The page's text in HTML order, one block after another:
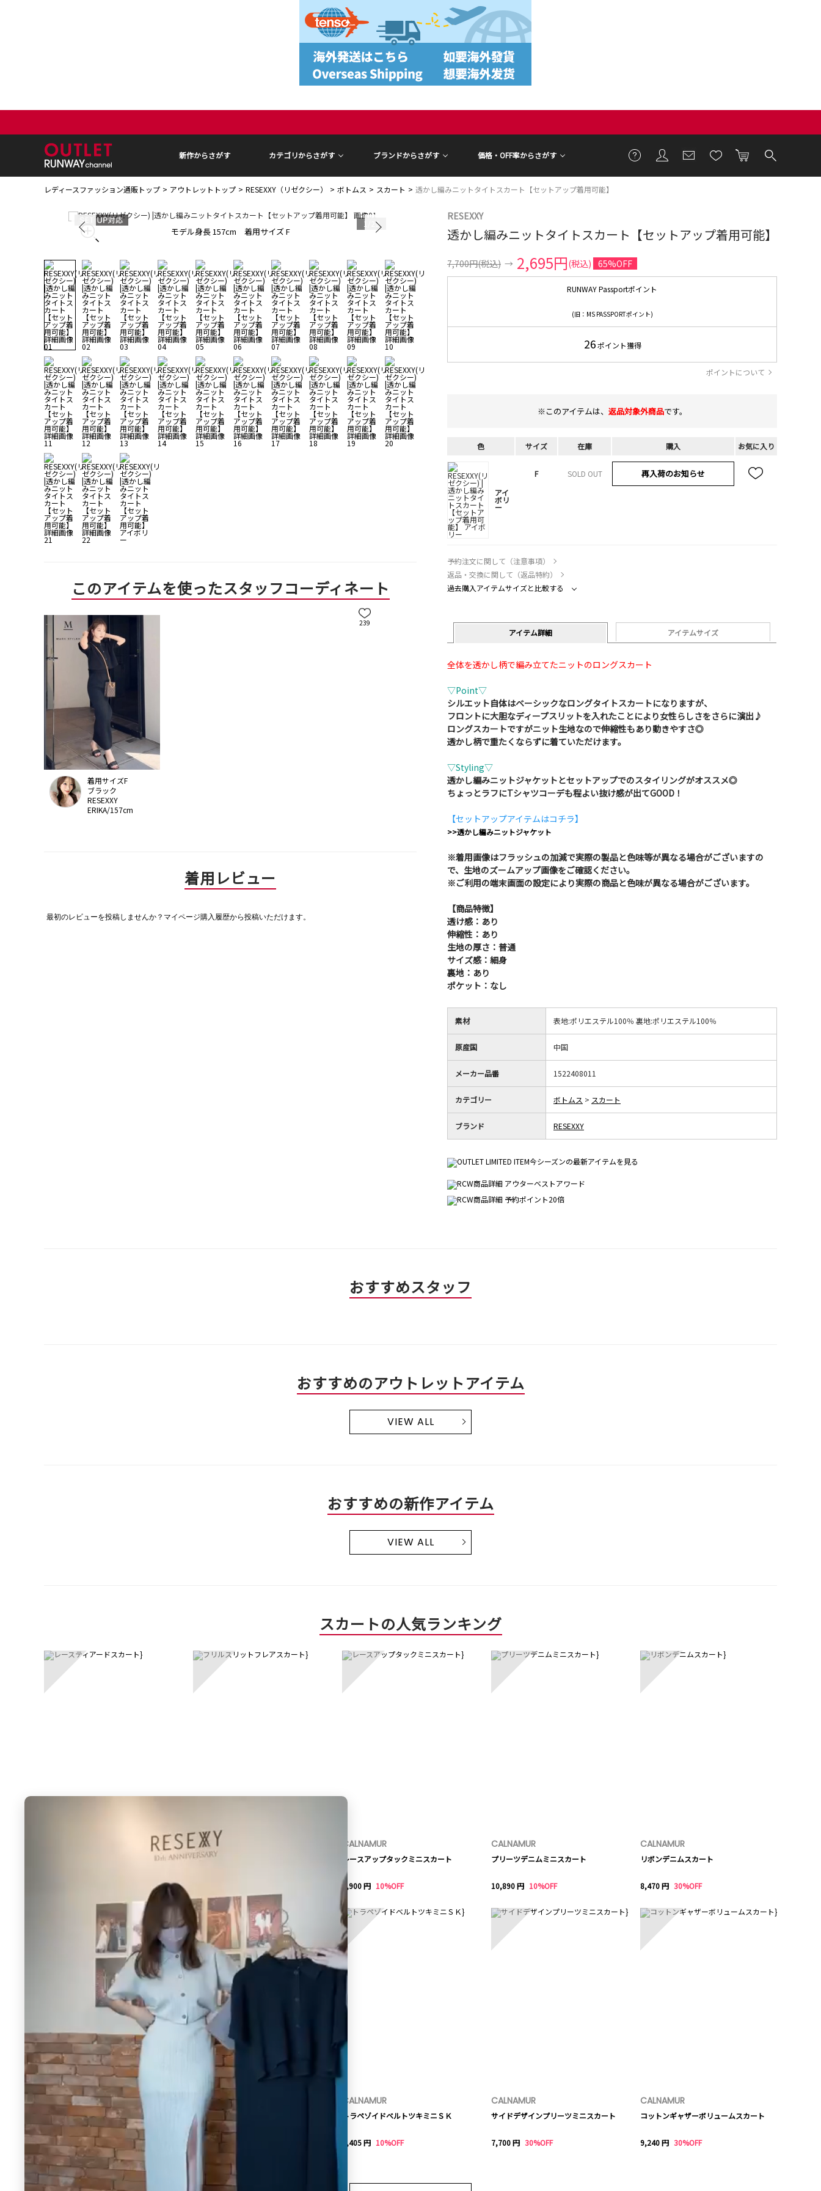
新作からさがす カテゴリからさがす ブランドからさがす 価格・OFF率からさがす
レディースファッション通販トップ アウトレットトップ RESEXXY（リゼクシー） ボトムス スカート 透かし編みニットタイトスカート【セットアップ着用可能】
モデル身長 157cm 着用サイズ F モデル身長 157cm 着用サイズ F
239
1 23
このアイテムを使ったスタッフコーディネート
着用サイズF
ブラック
RESEXXY
ERIKA/157cm
着用レビュー
最初のレビューを投稿しませんか？マイページ購入履歴から投稿いただけます。
RESEXXY
透かし編みニットタイトスカート【セットアップ着用可能】
7,700円(税込) → 2,695円(税込) 65%OFF
RUNWAY Passportポイント
(旧：MS PASSPORTポイント)
26ポイント獲得
ポイントについて
※このアイテムは、 返品対象外商品です。
色 サイズ 在庫 購入 お気に入り
アイ
ボリ
ー
F SOLD OUT 再入荷のお知らせ
予約注文に関して（注意事項）
返品・交換に関して（返品特約）
過去購入アイテムサイズと比較する
アイテム詳細 アイテムサイズ
全体を透かし柄で編み立てたニットのロングスカート
▽Point▽
シルエット自体はベーシックなロングタイトスカートになりますが、
フロントに大胆なディープスリットを入れたことにより女性らしさをさらに演出♪
ロングスカートですがニット生地なので伸縮性もあり動きやすさ◎
透かし柄で重たくならずに着ていただけます。
▽Styling▽
透かし編みニットジャケットとセットアップでのスタイリングがオススメ◎
ちょっとラフにTシャツコーデも程よい抜け感が出てGOOD！
【セットアップアイテムはコチラ】
>>透かし編みニットジャケット
※着用画像はフラッシュの加減で実際の製品と色味等が異なる場合がございますの
で、生地のズームアップ画像をご確認ください。
※ご利用の端末画面の設定により実際の商品と色味が異なる場合がございます。
【商品特徴】
透け感：あり
伸縮性：あり
生地の厚さ：普通
サイズ感：細身
裏地：あり
ポケット：なし
素材 表地:ポリエステル100％ 裏地:ポリエステル100％
原産国 中国
メーカー品番 1522408011
カテゴリー ボトムス > スカート
ブランド RESEXXY
おすすめスタッフ
おすすめのアウトレットアイテム
VIEW ALL
おすすめの新作アイテム
VIEW ALL
スカートの人気ランキング
RESEXXY
フリルスリットフレアスカート
CALNAMUR
レースアップタックミニスカート
9,900 円 10%OFF
CALNAMUR
プリーツデニムミニスカート
10,890 円 10%OFF
CALNAMUR
リボンデニムスカート
8,470 円 30%OFF
CALNAMUR
チェックニットソーミニスカート
6,831 円 10%OFF
7
CALNAMUR
デニムミニスカート
7,315 円
CALNAMUR
トラペゾイドベルトツキミニＳＫ
9,405 円 10%OFF
CALNAMUR
サイドデザインプリーツミニスカート
7,700 円 30%OFF
CALNAMUR
コットンギャザーボリュームスカート
9,240 円 30%OFF